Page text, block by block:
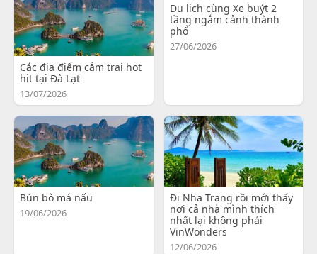
Các địa điểm cắm trại hot
hit tại Đà Lạt
13/07/2026
Du lịch cùng Xe buýt 2
tầng ngắm cảnh thành
phố
27/06/2026
Bún bò má nấu
19/06/2026
Đi Nha Trang rồi mới thấy
nơi cả nhà mình thích
nhất lại không phải
VinWonders
12/06/2026